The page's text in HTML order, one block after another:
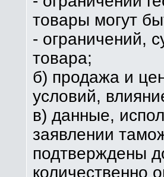
товары могут
- ограничений,
товара;
б) продажа и
условий,
в) данные,
заявлении
подтверждены
количественно